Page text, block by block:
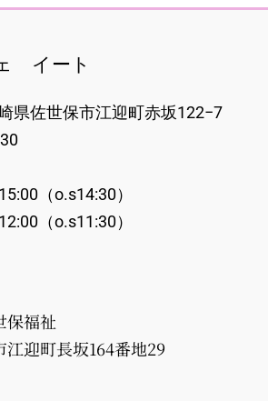
イート
県佐世保市江迎町赤坂122−7
（o.s14:30）
（o.s11:30）
福祉
迎町長坂164番地29